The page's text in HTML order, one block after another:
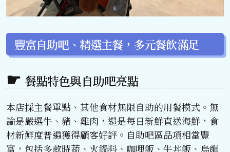
豐富自助吧、精選主餐，多元餐飲滿足
餐點特色與自助吧亮點
本店採主餐單點、其他食材無限自助的用餐模式。無
論是嚴選牛、豬、雞肉，還是每日新鮮直送海鮮，食
材新鮮度普遍獲得顧客好評。自助吧區品項相當豐
富，包括多款時蔬、火鍋料、咖哩飯、牛丼飯、烏龍